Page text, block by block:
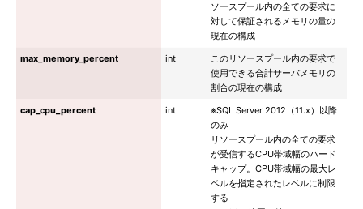
ソースプール内の全ての要求に
対して保証されるメモリの量の
現在の構成
max_memory_percent
int
このリソースプール内の要求で
使用できる合計サーバメモリの
割合の現在の構成
cap_cpu_percent
int
※SQL Server 2012（11.x）以降
のみ
リソースプール内の全ての要求
が受信するCPU帯域幅のハード
キャップ。CPU帯域幅の最大レ
ベルを指定されたレベルに制限
する